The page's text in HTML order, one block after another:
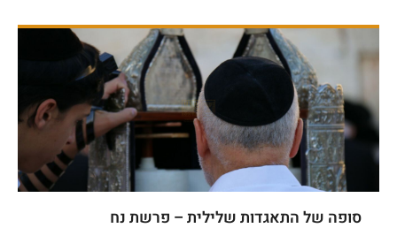
סופה של התאגדות שלילית – פרשת נח